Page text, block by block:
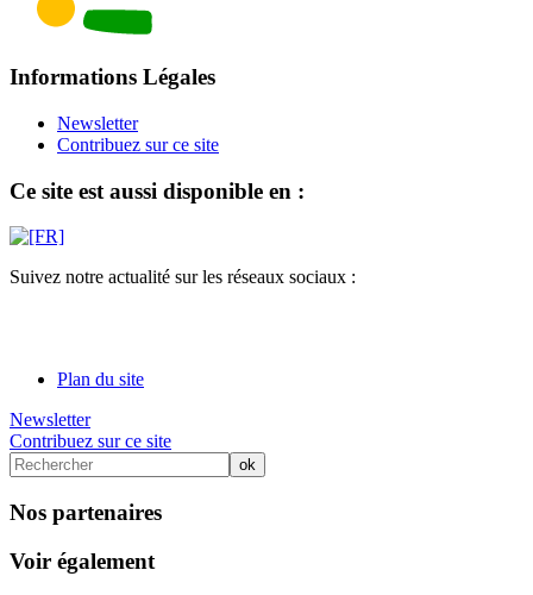
Informations Légales
Newsletter
Contribuez sur ce site
Ce site est aussi disponible en :
Suivez notre actualité sur les réseaux sociaux :
Plan du site
Newsletter
Contribuez sur ce site
Nos partenaires
Voir également